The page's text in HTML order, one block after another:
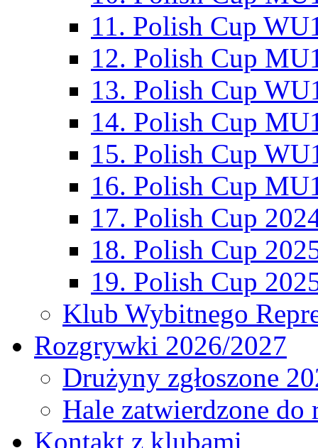
11. Polish Cup
12. Polish Cup
13. Polish Cup
14. Polish Cup
15. Polish Cup
16. Polish Cup
17. Polish Cup
18. Polish Cup
19. Polish Cup
Klub Wybitnego
Rozgrywki 2026/2027
Drużyny zgłoszone
Hale zatwierdzone
Kontakt z klubami